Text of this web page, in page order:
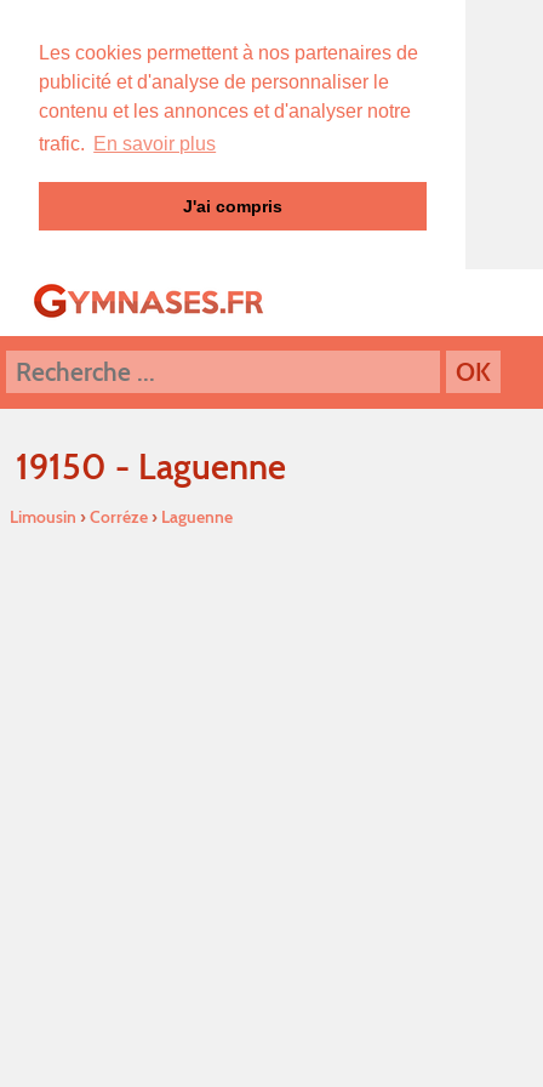
Les cookies permettent à nos partenaires de
publicité et d'analyse de personnaliser le
contenu et les annonces et d'analyser notre
trafic. En savoir plus
J'ai compris
19150 - Laguenne
Limousin ›Corréze› Laguenne